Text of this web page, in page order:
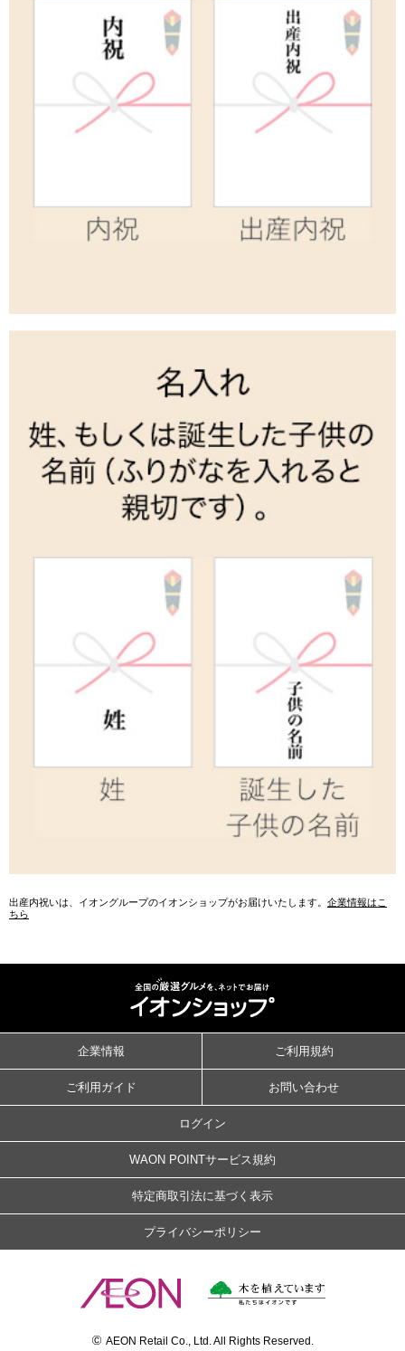
出産内祝いは、イオングループのイオンショップがお届けいたします。 企業情報はこ
ちら
企業情報 ご利用規約
ご利用ガイド お問い合わせ
ログイン
WAON POINTサービス規約
特定商取引法に基づく表示
プライバシーポリシー
© AEON Retail Co., Ltd. All Rights Reserved.